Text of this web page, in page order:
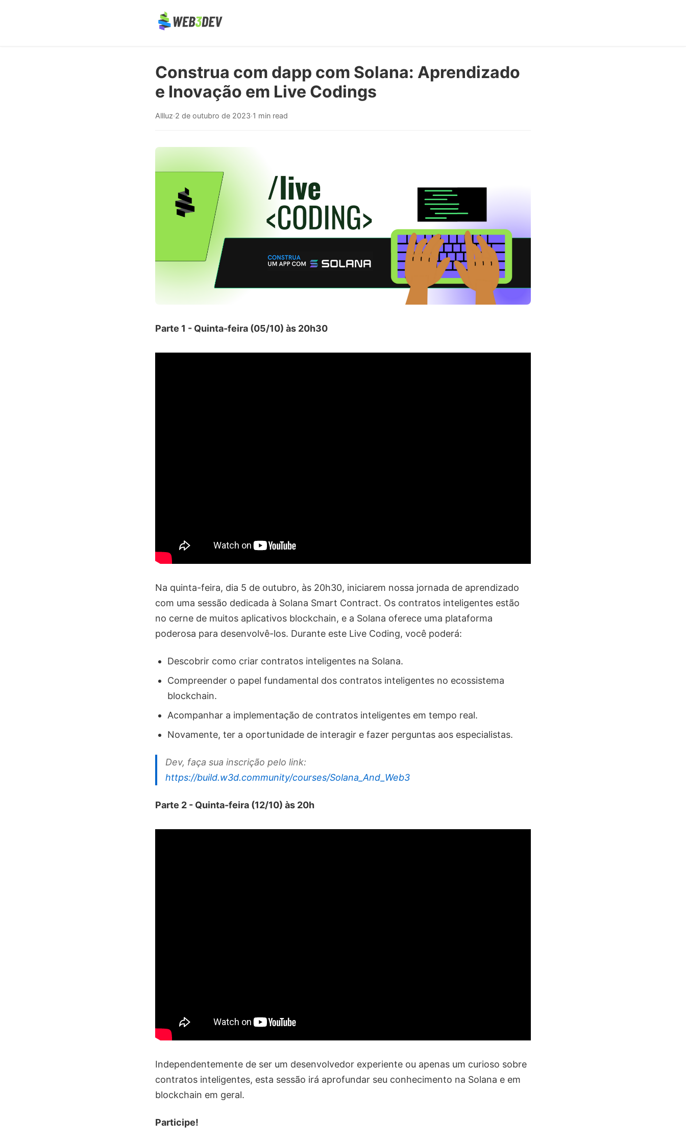
Construa com dapp com Solana: Aprendizado
e Inovação em Live Codings
Allluz·2 de outubro de 2023·1 min read
Parte 1 - Quinta-feira (05/10) às 20h30
Na quinta-feira, dia 5 de outubro, às 20h30, iniciarem nossa jornada de aprendizado
com uma sessão dedicada à Solana Smart Contract. Os contratos inteligentes estão
no cerne de muitos aplicativos blockchain, e a Solana oferece uma plataforma
poderosa para desenvolvê-los. Durante este Live Coding, você poderá:
Descobrir como criar contratos inteligentes na Solana.
Compreender o papel fundamental dos contratos inteligentes no ecossistema
blockchain.
Acompanhar a implementação de contratos inteligentes em tempo real.
Novamente, ter a oportunidade de interagir e fazer perguntas aos especialistas.
Dev, faça sua inscrição pelo link:
https://build.w3d.community/courses/Solana_And_Web3
Parte 2 - Quinta-feira (12/10) às 20h
Independentemente de ser um desenvolvedor experiente ou apenas um curioso sobre
contratos inteligentes, esta sessão irá aprofundar seu conhecimento na Solana e em
blockchain em geral.
Participe!